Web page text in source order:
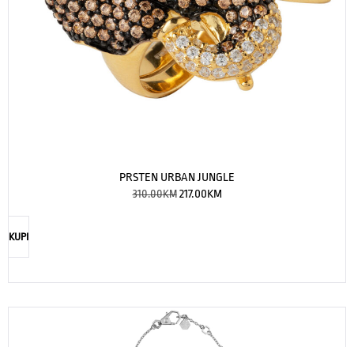
PRSTEN URBAN JUNGLE
310.00KM 217.00KM
KUPI